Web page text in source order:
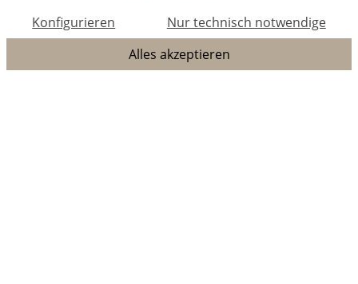
Nur technisch notwendige
Konfigurieren
Alles akzeptieren